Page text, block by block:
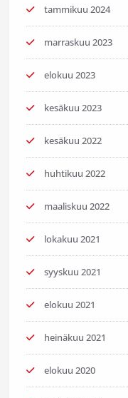
tammikuu 2024
marraskuu 2023
elokuu 2023
kesäkuu 2023
kesäkuu 2022
huhtikuu 2022
maaliskuu 2022
lokakuu 2021
syyskuu 2021
elokuu 2021
heinäkuu 2021
elokuu 2020